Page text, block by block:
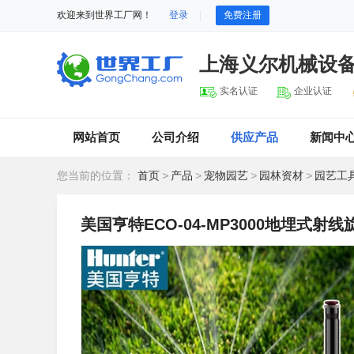
欢迎来到世界工厂网！ 登录 免费注册
上海义尔机械设
实名认证 企业认证
网站首页 公司介绍 供应产品 新闻中
您当前的位置： 首页 > 产品 > 宠物园艺 > 园林资材 > 园艺工
美国亨特ECO-04-MP3000地埋式射线